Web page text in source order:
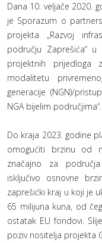
Dana 10. veljače 2020.
je Sporazum o
projekta „Razvoj
području Zaprešića“
projektnih prijedloga
modalitetu
generacije (NGN)/
NGA bijelim područjima“.
Do kraja 2023. godine
omogućiti brzinu od
značajno za
isključivo osnovne
zaprešićki kraj u koji je
65 milijuna kuna, od
ostatak EU fondovi.
poziv nositelja projekta